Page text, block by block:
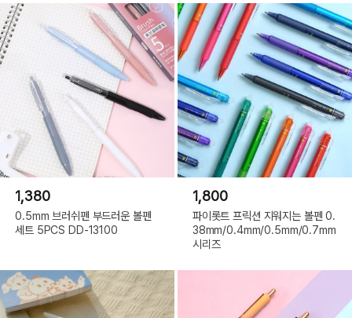
1,380
0.5mm 브러쉬펜 부드러운 볼펜
세트 5PCS DD-13100
1,800
파이롯트 프릭션 지워지는 볼펜 0.
38mm/0.4mm/0.5mm/0.7mm
시리즈